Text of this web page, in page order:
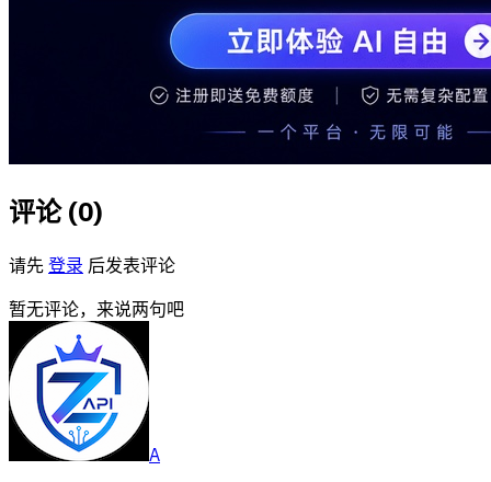
评论 (0)
请先 登录 后发表评论
暂无评论，来说两句吧
A